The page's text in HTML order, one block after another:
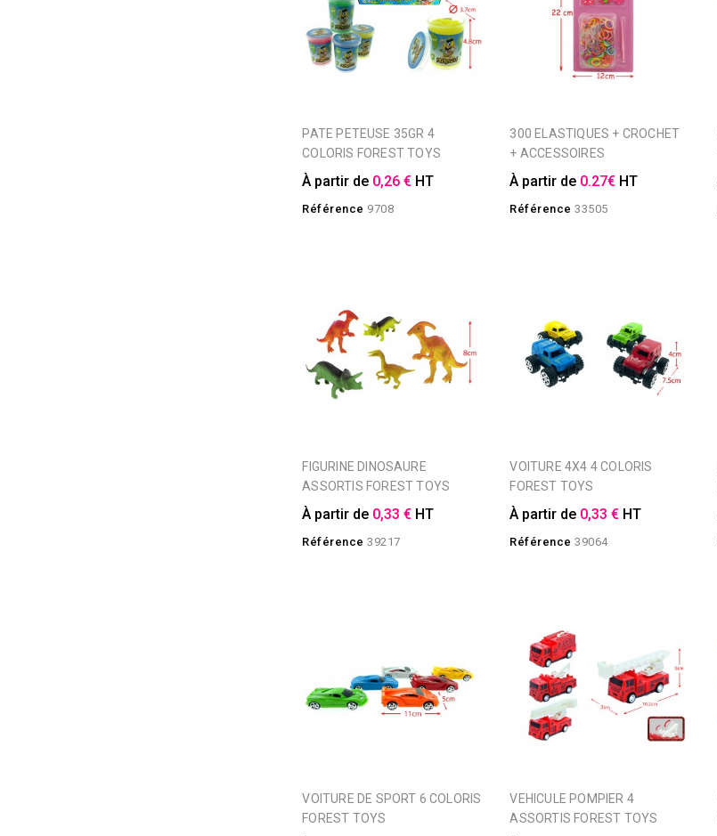
PATE PETEUSE 35GR 4
COLORIS FOREST TOYS
À partir de 0,26 € HT
Référence 9708
300 ELASTIQUES + CROCHET
+ ACCESSOIRES
À partir de 0.27€ HT
Référence 33505
FIGURINE DINOSAURE
ASSORTIS FOREST TOYS
À partir de 0,33 € HT
Référence 39217
VOITURE 4X4 4 COLORIS
FOREST TOYS
À partir de 0,33 € HT
Référence 39064
VOITURE DE SPORT 6 COLORIS
FOREST TOYS
VEHICULE POMPIER 4
ASSORTIS FOREST TOYS